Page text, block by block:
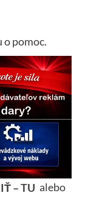
o pomoc.
– TU alebo